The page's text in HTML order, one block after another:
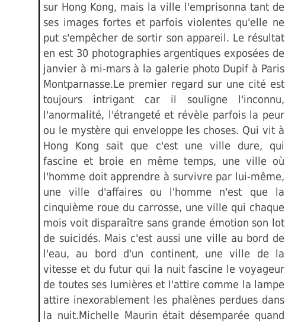
sur Hong Kong, mais la ville l'emprisonna tant de
ses images fortes et parfois violentes qu'elle ne
put s'empêcher de sortir son appareil. Le résultat
en est 30 photographies argentiques exposées de
janvier à mi-mars à la galerie photo Dupif à Paris
Montparnasse.Le premier regard sur une cité est
toujours intrigant car il souligne l'inconnu,
l'anormalité, l'étrangeté et révèle parfois la peur
ou le mystère qui enveloppe les choses. Qui vit à
Hong Kong sait que c'est une ville dure, qui
fascine et broie en même temps, une ville où
l'homme doit apprendre à survivre par lui-même,
une ville d'affaires ou l'homme n'est que la
cinquième roue du carrosse, une ville qui chaque
mois voit disparaître sans grande émotion son lot
de suicidés. Mais c'est aussi une ville au bord de
l'eau, au bord d'un continent, une ville de la
vitesse et du futur qui la nuit fascine le voyageur
de toutes ses lumières et l'attire comme la lampe
attire inexorablement les phalènes perdues dans
la nuit.Michelle Maurin était désemparée quand